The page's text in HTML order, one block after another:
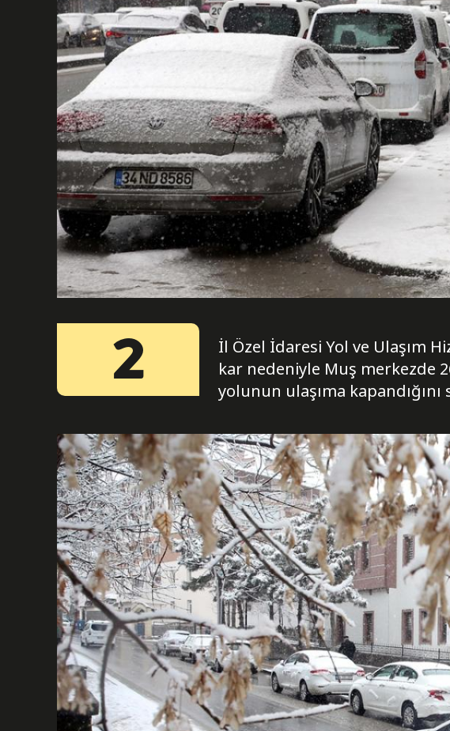
2
İl Özel İdaresi Yol ve Ulaşım
kar nedeniyle Muş merkezde
yolunun ulaşıma kapandığını